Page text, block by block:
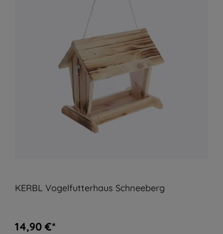
KERBL Vogelfutterhaus Schneeberg
14,90 €*